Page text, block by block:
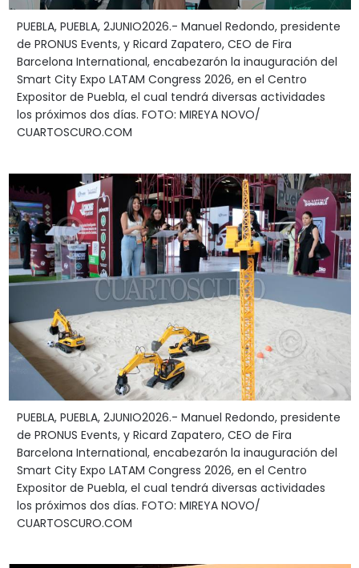
PUEBLA, PUEBLA, 2JUNIO2026.- Manuel Redondo, presidente
de PRONUS Events, y Ricard Zapatero, CEO de Fira
Barcelona International, encabezarón la inauguración del
Smart City Expo LATAM Congress 2026, en el Centro
Expositor de Puebla, el cual tendrá diversas actividades
los próximos dos días. FOTO: MIREYA NOVO/
CUARTOSCURO.COM
PUEBLA, PUEBLA, 2JUNIO2026.- Manuel Redondo, presidente
de PRONUS Events, y Ricard Zapatero, CEO de Fira
Barcelona International, encabezarón la inauguración del
Smart City Expo LATAM Congress 2026, en el Centro
Expositor de Puebla, el cual tendrá diversas actividades
los próximos dos días. FOTO: MIREYA NOVO/
CUARTOSCURO.COM